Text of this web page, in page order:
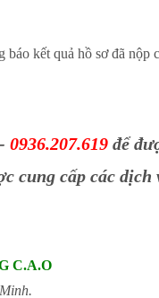
kết quả hồ sơ đã nộp
0936.207.619 để
cung cấp các
C.A.O